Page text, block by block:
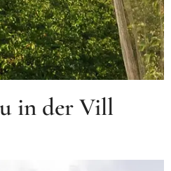
in der Vill